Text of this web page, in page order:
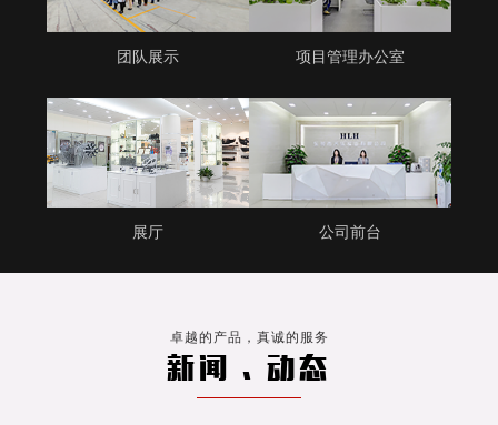
团队展示 项目管理办公室
展厅 公司前台
卓越的产品，真诚的服务
新闻 . 动态